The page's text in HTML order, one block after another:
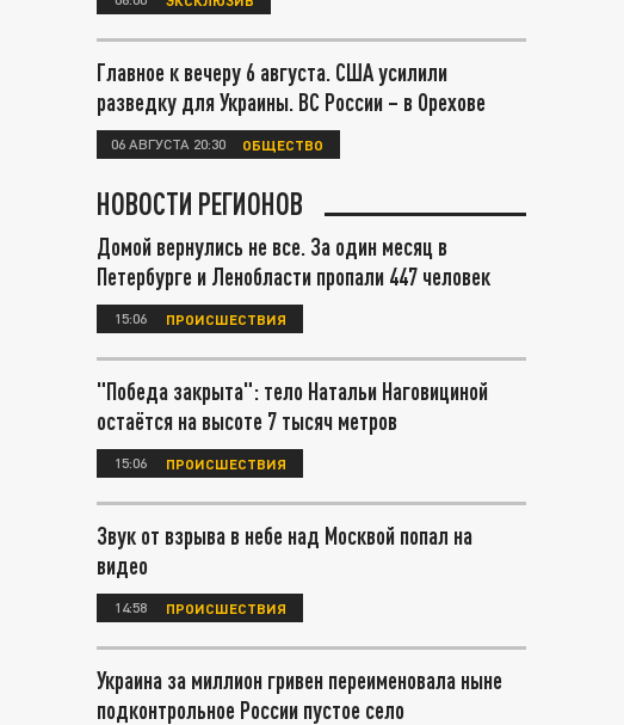
Главное к вечеру 6 августа. США усилили
разведку для Украины. ВС России – в Орехове
06 АВГУСТА 20:30 ОБЩЕСТВО
НОВОСТИ РЕГИОНОВ
Домой вернулись не все. За один месяц в
Петербурге и Ленобласти пропали 447 человек
15:06 ПРОИСШЕСТВИЯ
"Победа закрыта": тело Натальи Наговициной
остаётся на высоте 7 тысяч метров
15:06 ПРОИСШЕСТВИЯ
Звук от взрыва в небе над Москвой попал на
видео
14:58 ПРОИСШЕСТВИЯ
Украина за миллион гривен переименовала ныне
подконтрольное России пустое село